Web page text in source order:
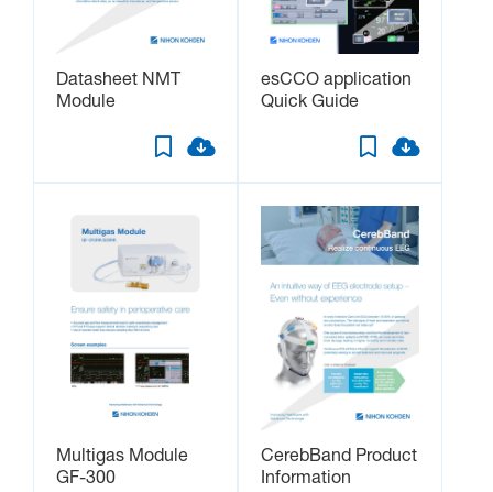
Datasheet NMT
Module
esCCO application
Quick Guide
Multigas Module
GF-300
CerebBand Product
Information